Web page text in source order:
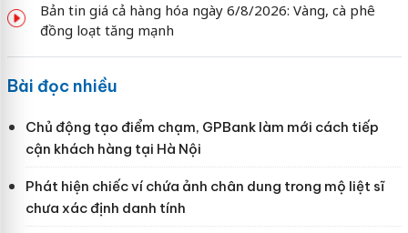
Bản tin giá cả hàng hóa ngày 6/8/2026: Vàng, cà phê
đồng loạt tăng mạnh
Bài đọc nhiều
Chủ động tạo điểm chạm, GPBank làm mới cách tiếp
cận khách hàng tại Hà Nội
Phát hiện chiếc ví chứa ảnh chân dung trong mộ liệt sĩ
chưa xác định danh tính